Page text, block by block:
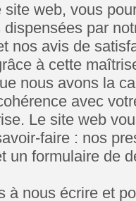
site web, vous
dispensées par
nos avis de
à cette
nous avons la
avec
Le site web
faire : nos
un formulaire de
à nous écrire et